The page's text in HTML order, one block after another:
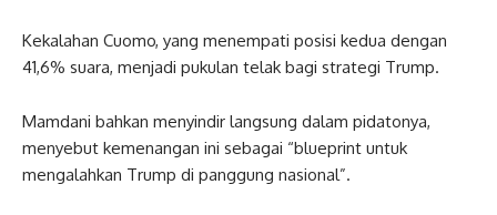
Kekalahan Cuomo, yang menempati posisi kedua dengan
41,6% suara, menjadi pukulan telak bagi strategi Trump.
Mamdani bahkan menyindir langsung dalam pidatonya,
menyebut kemenangan ini sebagai “blueprint untuk
mengalahkan Trump di panggung nasional”.